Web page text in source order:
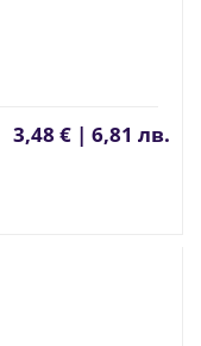
3,48 € | 6,81 лв.